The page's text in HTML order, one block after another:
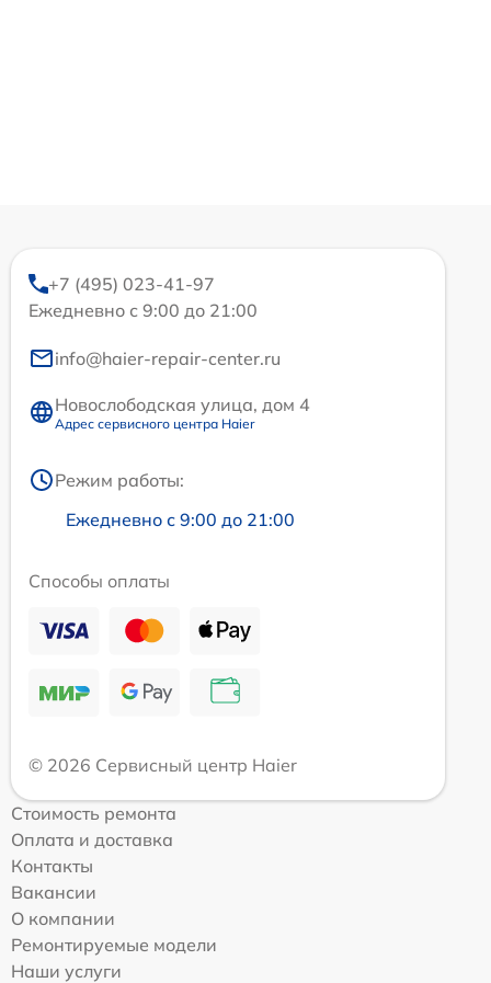
+7 (495) 023-41-97
Ежедневно с 9:00 до 21:00
info@haier-repair-center.ru
Новослободская улица, дом 4
Адрес сервисного центра Haier
Режим работы:
Ежедневно с 9:00 до 21:00
Способы оплаты
© 2026 Сервисный центр Haier
Стоимость ремонта
Оплата и доставка
Контакты
Вакансии
О компании
Ремонтируемые модели
Наши услуги